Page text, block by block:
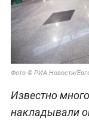
Фото © РИА Новости/
Известно
накладывали